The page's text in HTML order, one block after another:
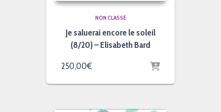
NON CLASSÉ
Je saluerai encore le soleil
(8/20) – Elisabeth Bard
250,00€